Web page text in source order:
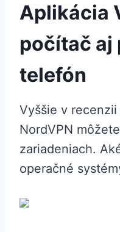
Aplikácia
počítač aj
telefón
Vyššie v
NordVPN
zariadeniach.
operačné